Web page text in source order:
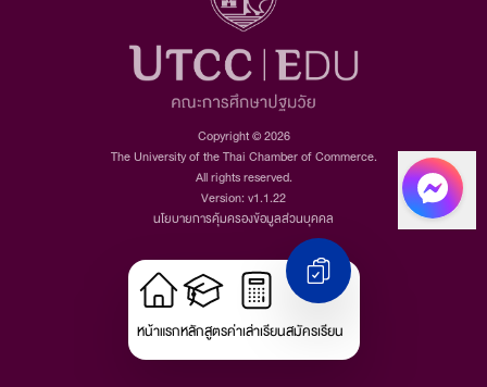
หน้าแรกหลักสูตรค่าเล่าเรียนสมัครเรียน
Copyright © 2026
The University of the Thai Chamber of Commerce.
All rights reserved.
Version: v1.1.22
นโยบายการคุ้มครองข้อมูลส่วนบุคคล